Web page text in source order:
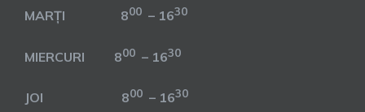
MARȚI 800 – 1630
MIERCURI 800 – 1630
JOI 800 – 1630